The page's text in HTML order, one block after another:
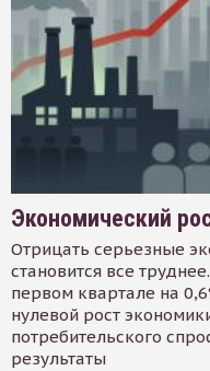
Экономический
Отрицать серьезные
становится все
первом квартале на
нулевой рост
потребительского
результаты